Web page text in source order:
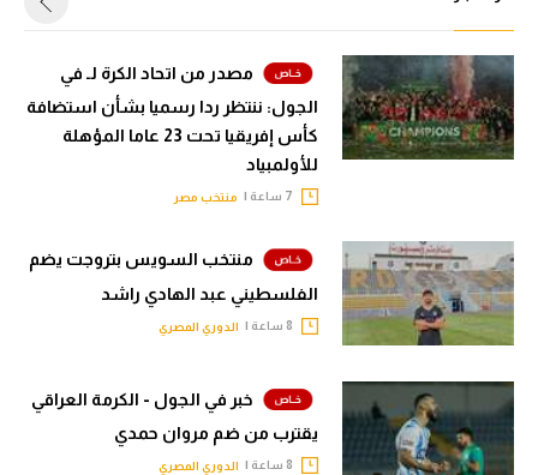
مصدر من اتحاد الكرة لـ في
الجول: ننتظر ردا رسميا بشأن استضافة
كأس إفريقيا تحت 23 عاما المؤهلة
للأولمبياد
منتخب مصر
منتخب السويس بتروجت يضم
الفلسطيني عبد الهادي راشد
الدوري المصري
خبر في الجول - الكرمة العراقي
يقترب من ضم مروان حمدي
الدوري المصري